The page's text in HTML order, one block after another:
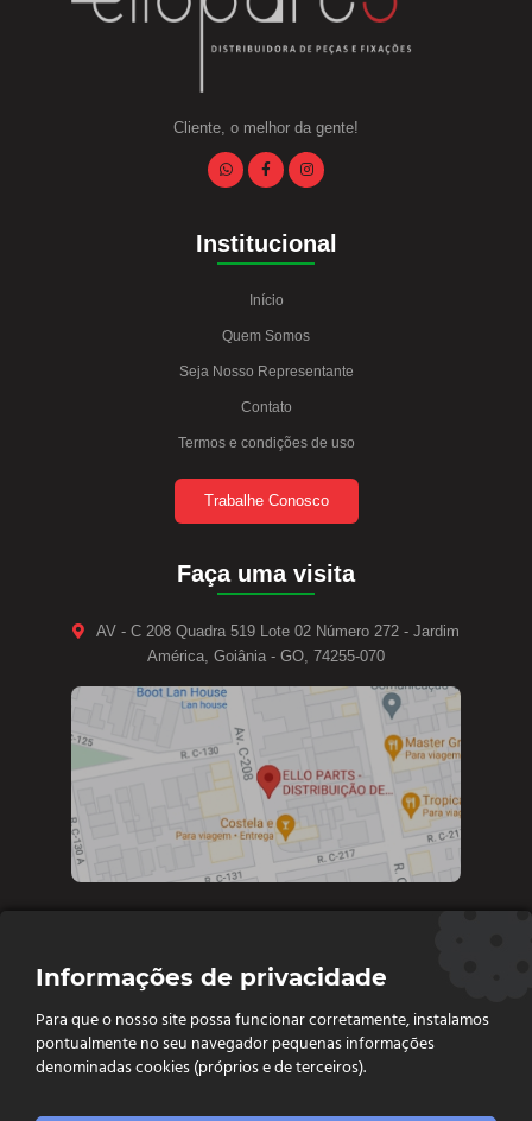
Cliente, o melhor da gente!
Institucional
Início
Quem Somos
Seja Nosso Representante
Contato
Termos e condições de uso
Trabalhe Conosco
Faça uma visita
AV - C 208 Quadra 519 Lote 02 Número 272 - Jardim
América, Goiânia - GO, 74255-070
Diretoria e vendas: (62) 9 9693-4273
Vendas e Financeiro: (62) 98261 - 0055
Vendas: (62) 98261 - 0055
Informações de privacidade
Para que o nosso site possa funcionar corretamente, instalamos
pontualmente no seu navegador pequenas informações
denominadas cookies (próprios e de terceiros).